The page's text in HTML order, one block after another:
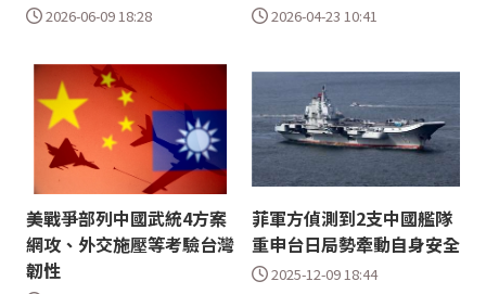
2026-06-09 18:28 2026-04-23 10:41
美戰爭部列中國武統4方案
網攻、外交施壓等考驗台灣
韌性
菲軍方偵測到2支中國艦隊
重申台日局勢牽動自身安全
2025-12-09 18:44